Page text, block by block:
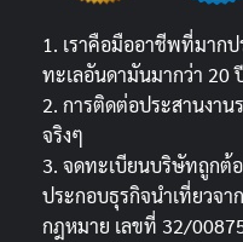
1. เราคือมืออาชีพที่มาก
ทะเลอันดามันมากว่า 20
2. การติดต่อประสานงาน
จริงๆ
3. จดทะเบียนบริษัทถูกต้
ประกอบธุรกิจนำเที่ยวจา
กฎหมาย เลขที่ 32/